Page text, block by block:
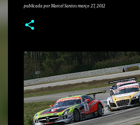
publicada porMarcel Santos março 27, 2012